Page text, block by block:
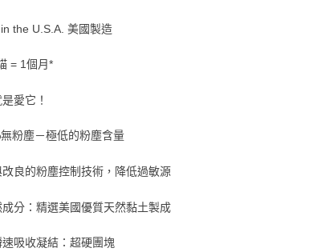
the U.S.A. 美國製造
= 1個月*
愛它！
粉塵－極低的粉塵含量
良的粉塵控制技術，降低過敏源
分：精選美國優質天然黏土製成
吸收凝結：超硬團塊